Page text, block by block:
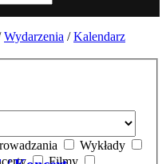
Wydarzenia /Kalendarz
Wykłady
Filmy